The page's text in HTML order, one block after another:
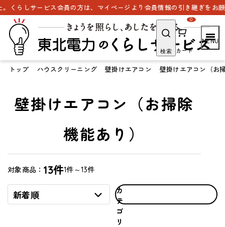
らしサービス会員の方は、マイページより会員情報の引き継ぎをお願い
検索 カート
0
トップ ハウスクリーニング 壁掛けエアコン 壁掛けエアコン（お
壁掛けエアコン（お掃除
機能あり）
対象商品： 13件1件～13件
新着順
カ
テ
ゴ
リ